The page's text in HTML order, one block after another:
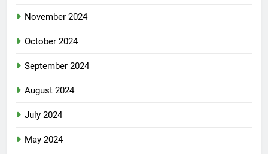
November 2024
October 2024
September 2024
August 2024
July 2024
May 2024